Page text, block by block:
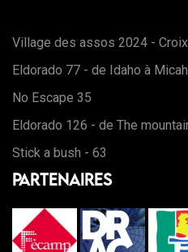
Village des assos 2024 -
Eldorado 77 - de Idaho à
No Escape 35
Eldorado 126 - de The
Stick a bush - 63
Partenaires